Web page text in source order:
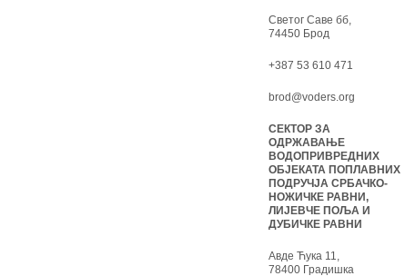
Светог Саве бб,
74450 Брод
+387 53 610 471
brod@voders.org
СЕКТОР ЗА
ОДРЖАВАЊЕ
ВОДОПРИВРЕДНИХ
ОБЈЕКАТА ПОПЛАВНИХ
ПОДРУЧЈА СРБАЧКО-
НОЖИЧКЕ РАВНИ,
ЛИЈЕВЧЕ ПОЉА И
ДУБИЧКЕ РАВНИ
Авде Ћука 11,
78400 Градишка